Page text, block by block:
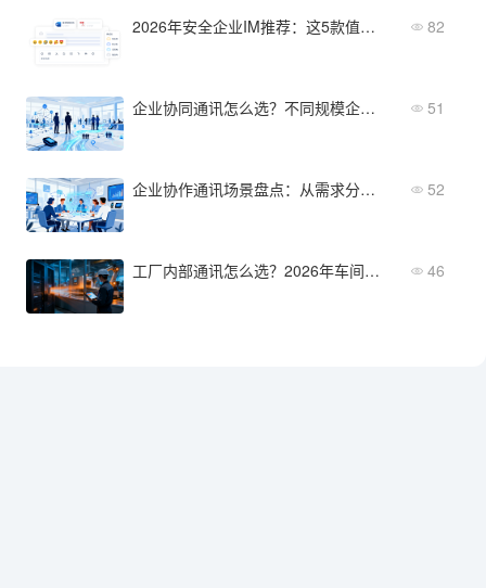
2026年安全企业IM推荐：这5款值得关注 82
企业协同通讯怎么选？不同规模企业的方案差异 51
企业协作通讯场景盘点：从需求分析到方案匹配 52
工厂内部通讯怎么选？2026年车间协同与生产场景选型要点 46